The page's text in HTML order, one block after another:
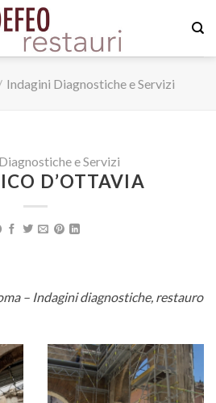
Indagini Diagnostiche e Servizi
e Servizi
D’OTTAVIA
– Indagini diagnostiche, restauro